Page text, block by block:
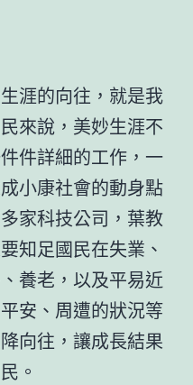
涯的向往，就是我
來說，美妙生涯不
件詳細的工作，一
小康社會的動身點
家科技公司，葉教
知足國民在失業、
養老，以及平易近
安、周遭的狀況等
向往，讓成長結果
。